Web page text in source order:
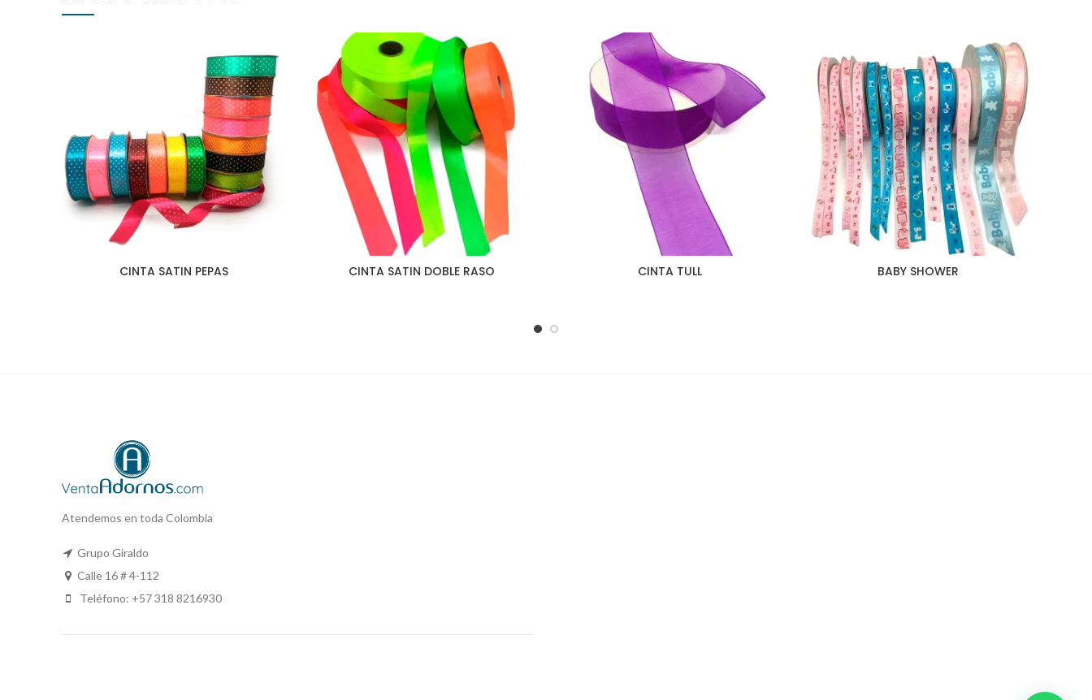
CINTA SATIN PEPAS CINTA SATIN DOBLE RASO CINTA TULL BABY SHOWER
Atendemos en toda Colombia
Grupo Giraldo
Calle 16 # 4-112
Teléfono: +57 318 8216930